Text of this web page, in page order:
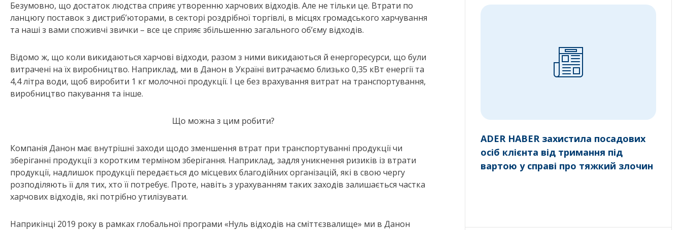
Безумовно, що достаток людства сприяє утворенню харчових відходів. Але не тільки це. Втрати по
ланцюгу поставок з дистриб’юторами, в секторі роздрібної торгівлі, в місцях громадського харчування
та наші з вами споживчі звички – все це сприяє збільшенню загального об’єму відходів.
Відомо ж, що коли викидаються харчові відходи, разом з ними викидаються й енергоресурси, що були
витрачені на їх виробництво. Наприклад, ми в Данон в Україні витрачаємо близько 0,35 кВт енергії та
4,4 літра води, щоб виробити 1 кг молочної продукції. І це без врахування витрат на транспортування,
виробництво пакування та інше.
Що можна з цим робити?
Компанія Данон має внутрішні заходи щодо зменшення втрат при транспортуванні продукції чи
зберіганні продукції з коротким терміном зберігання. Наприклад, задля уникнення ризиків із втрати
продукції, надлишок продукції передається до місцевих благодійних організацій, які в свою чергу
розподіляють її для тих, хто її потребує. Проте, навіть з урахуванням таких заходів залишається частка
харчових відходів, які потрібно утилізувати.
Наприкінці 2019 року в рамках глобальної програми «Нуль відходів на сміттєзвалище» ми в Данон
ADER HABER захистила посадових
осіб клієнта від тримання під
вартою у справі про тяжкий злочин